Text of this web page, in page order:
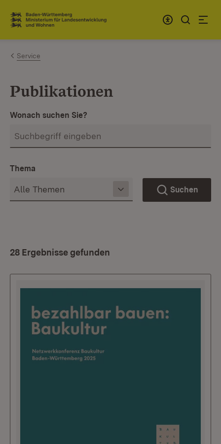
Zum Inhalt springen
Link zur Startseite
Service
Publikationen
Wonach suchen Sie?
Thema
Suchen
28 Ergebnisse gefunden